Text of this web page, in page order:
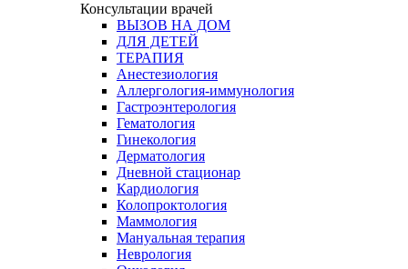
Консультации врачей
ВЫЗОВ НА ДОМ
ДЛЯ ДЕТЕЙ
ТЕРАПИЯ
Анестезиология
Аллергология-иммунология
Гастроэнтерология​
Гематология
Гинекология
Дерматология
Дневной стационар
Кардиология
Колопроктология
Маммология
Мануальная терапия
Неврология